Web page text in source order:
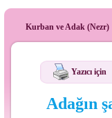
Kurban ve Adak (Nezr)
Yazıcı için
Adağın